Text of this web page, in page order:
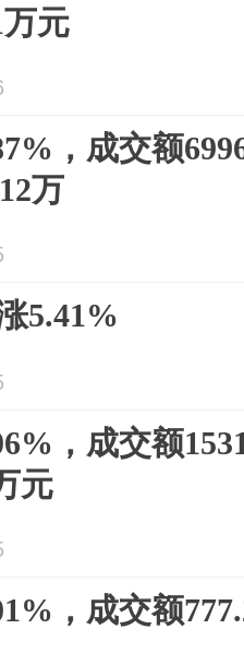
元
，成交额
万
5.41%
，成交额
元
，成交额